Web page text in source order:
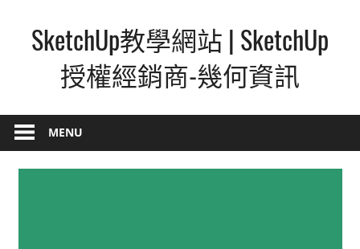
contentSketchUp教學網站 | SketchUp
授權經銷商-幾何資訊
–
最
直
MENU